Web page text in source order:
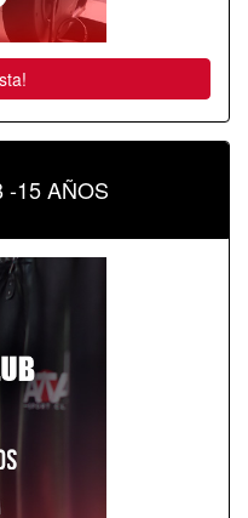
-15 AÑOS